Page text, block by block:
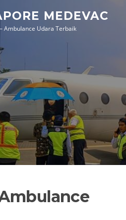
MEDEVAC
Ambulance Udara Terbaik